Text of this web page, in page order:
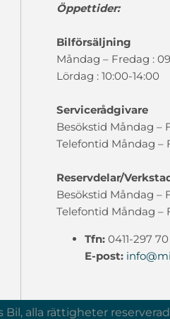
Öppettider:
Bilförsäljning
Måndag – Fredag :
Lördag : 10:00-14:00
Servicerådgivare
Besökstid Måndag –
Telefontid Måndag –
Reservdelar/
Besökstid Måndag –
Telefontid Måndag –
Tfn:0411-297 70
E-post:
alla rättigheter